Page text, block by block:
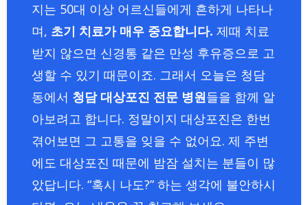
지는 50대 이상 어르신들에게 흔하게 나타나
며, 초기 치료가 매우 중요합니다. 제때 치료
받지 않으면 신경통 같은 만성 후유증으로 고
생할 수 있기 때문이죠. 그래서 오늘은 청담
동에서 청담 대상포진 전문 병원들을 함께 알
아보려고 합니다. 정말이지 대상포진은 한번
겪어보면 그 고통을 잊을 수 없어요. 제 주변
에도 대상포진 때문에 밤잠 설치는 분들이 많
았답니다. “혹시 나도?” 하는 생각에 불안하시